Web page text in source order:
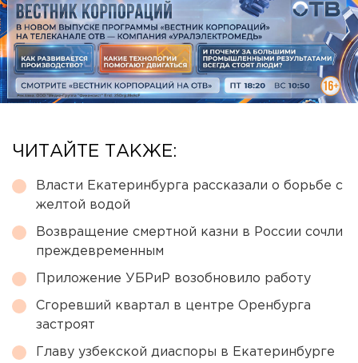
ЧИТАЙТЕ ТАКЖЕ:
Власти Екатеринбурга рассказали о борьбе с
желтой водой
Возвращение смертной казни в России сочли
преждевременным
Приложение УБРиР возобновило работу
Сгоревший квартал в центре Оренбурга
застроят
Главу узбекской диаспоры в Екатеринбурге